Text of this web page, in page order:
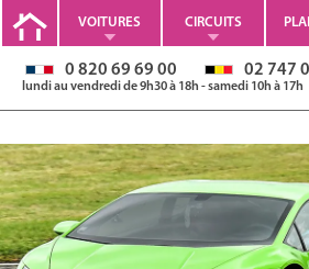
VOITURES CIRCUITS
0 820 69 69 00 02 747
lundi au vendredi de 9h30 à 18h - samedi 10h à 17h